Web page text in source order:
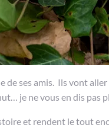
de ses amis. Ils vont
je ne vous en dis pas
et rendent le tout